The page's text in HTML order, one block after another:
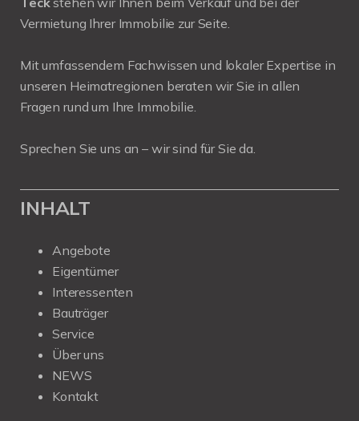
Vermietung Ihrer Immobilie zur Seite.
Mit umfassendem Fachwissen und lokaler Expertise in
unseren Heimatregionen beraten wir Sie in allen
Fragen rund um Ihre Immobilie.
Sprechen Sie uns an – wir sind für Sie da.
INHALT
Angebote
Eigentümer
Interessenten
Bauträger
Service
Über uns
NEWS
Kontakt